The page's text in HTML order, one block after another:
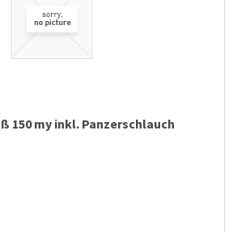
150 my inkl. Panzerschlauch